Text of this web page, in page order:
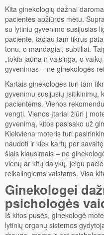
Kita ginekologių dažnai
pacientės apžiūros metu.
su lytiniu gyvenimo susijusias
pacientė, tačiau tam tikrus
tonu, o mandagiai, subtiliai.
„tokia jauna ir vaisinga, o
gyvenimas – ne ginekologės
Kartais ginekologės turi tam
gyvenimu susijusių įsitikinimų,
pacientėms. Vienos
vengti. Vienos įtariai žiūri į
gyvenimą, kitos pasisako už
Kiekviena moteris turi
naudoti ir kiek kartų per
šiais klausimais – ne
vienų ar kitų dalykų, jeigu
reikalingiems vaistams. Visa
Ginekologei
psichologės
Iš kitos pusės, ginekologė
lytinių organų sistemos